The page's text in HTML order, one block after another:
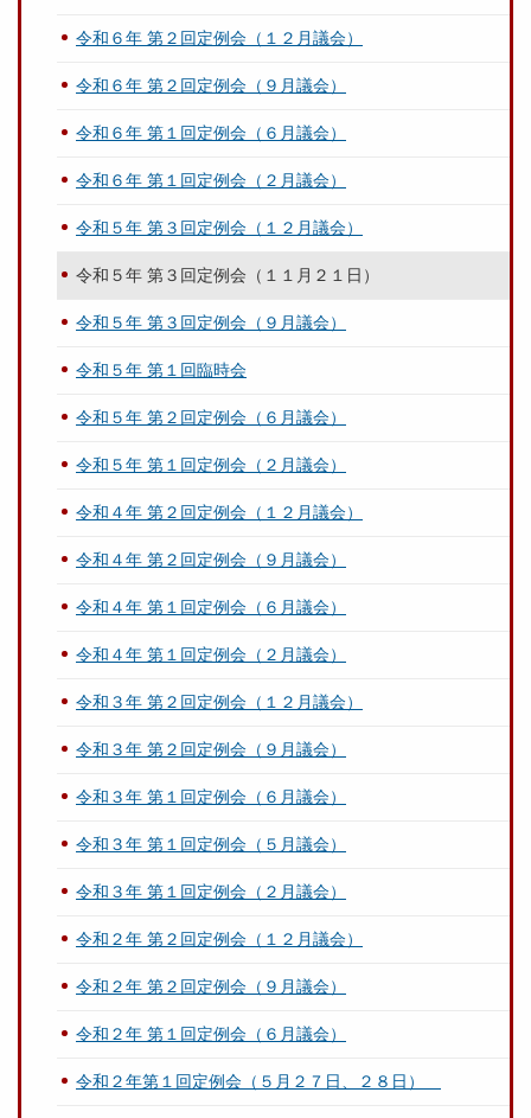
令和６年 第２回定例会（１２月議会）
令和６年 第２回定例会（９月議会）
令和６年 第１回定例会（６月議会）
令和６年 第１回定例会（２月議会）
令和５年 第３回定例会（１２月議会）
令和５年 第３回定例会（１１月２１日）
令和５年 第３回定例会（９月議会）
令和５年 第１回臨時会
令和５年 第２回定例会（６月議会）
令和５年 第１回定例会（２月議会）
令和４年 第２回定例会（１２月議会）
令和４年 第２回定例会（９月議会）
令和４年 第１回定例会（６月議会）
令和４年 第１回定例会（２月議会）
令和３年 第２回定例会（１２月議会）
令和３年 第２回定例会（９月議会）
令和３年 第１回定例会（６月議会）
令和３年 第１回定例会（５月議会）
令和３年 第１回定例会（２月議会）
令和２年 第２回定例会（１２月議会）
令和２年 第２回定例会（９月議会）
令和２年 第１回定例会（６月議会）
令和２年第１回定例会（５月２７日、２８日）